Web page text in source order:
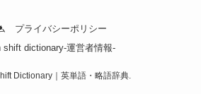
プライバシーポリシー
shift dictionary-運営者情報-
Dictionary｜英単語・略語辞典.